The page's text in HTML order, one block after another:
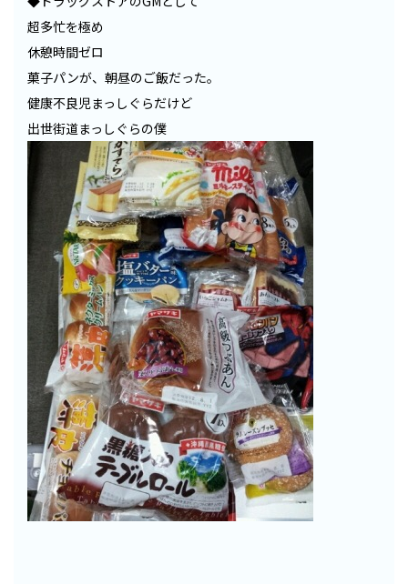
超多忙を極め
休憩時間ゼロ
菓子パンが、朝昼のご飯だった。
健康不良児まっしぐらだけど
出世街道まっしぐらの僕